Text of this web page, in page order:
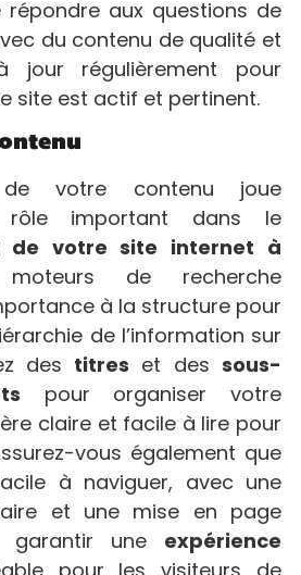
répondre aux questions de
du contenu de qualité et
régulièrement pour
site est actif et pertinent.
votre contenu joue
rôle important dans le
de votre site internet à
de recherche
à la structure pour
de l’information sur
des titres et dessous-
pour organiser votre
claire et facile à lire pour
vous également que
à naviguer, avec une
et une mise en page
garantir une expérience